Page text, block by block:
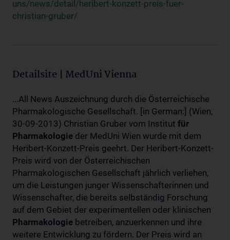
uns/news/detail/heribert-konzett-preis-fuer-
christian-gruber/
Detailsite | MedUni Vienna
...All News Auszeichnung durch die Österreichische
Pharmakologische Gesellschaft. [in German:] (Wien,
30-09-2013) Christian Gruber vom Institut für
Pharmakologie der MedUni Wien wurde mit dem
Heribert-Konzett-Preis geehrt. Der Heribert-Konzett-
Preis wird von der Österreichischen
Pharmakologischen Gesellschaft jährlich verliehen,
um die Leistungen junger Wissenschafterinnen und
Wissenschafter, die bereits selbständig Forschung
auf dem Gebiet der experimentellen oder klinischen
Pharmakologie betreiben, anzuerkennen und ihre
weitere Entwicklung zu fördern. Der Preis wird an